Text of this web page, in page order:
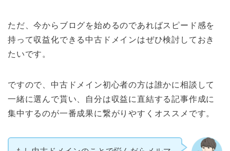
ただ、今からブログを始めるのであればスピード感を
持って収益化できる中古ドメインはぜひ検討しておき
たいです。
ですので、中古ドメイン初心者の方は誰かに相談して
一緒に選んで貰い、自分は収益に直結する記事作成に
集中するのが一番成果に繋がりやすくオススメです。